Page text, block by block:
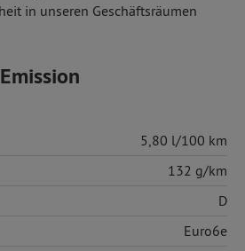
in unseren Geschäftsräumen
5,80 l/100 km
132 g/km
D
Euro6e